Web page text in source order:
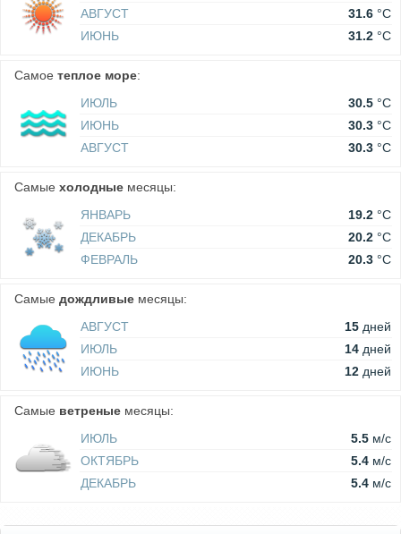
АВГУСТ
31.6 °C
ИЮНЬ
31.2 °C
Самое теплое море:
ИЮЛЬ
30.5 °C
ИЮНЬ
30.3 °C
АВГУСТ
30.3 °C
Самые холодные месяцы:
ЯНВАРЬ
19.2 °C
ДЕКАБРЬ
20.2 °C
ФЕВРАЛЬ
20.3 °C
Самые дождливые месяцы:
АВГУСТ
15 дней
ИЮЛЬ
14 дней
ИЮНЬ
12 дней
Самые ветреные месяцы:
ИЮЛЬ
5.5 м/c
ОКТЯБРЬ
5.4 м/c
ДЕКАБРЬ
5.4 м/c